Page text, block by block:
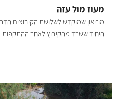
מעוז מול עזה
מוזיאון שמוקדש לשלושת הקיבוצים
היחיד ששרד מהקיבוץ לאחר
העצמאות: בארות יצחק, כפר דרום
שופץ, ומשמש כיום כאתר פעיל,
מלפני קום המדינה, ועד לאירועי
מצויים שרידי סככת ההתכנסות,